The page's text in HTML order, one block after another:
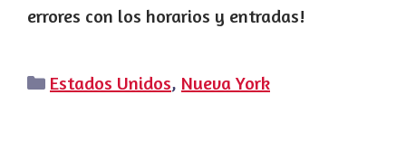
errores con los horarios y entradas!
Categorías
Estados Unidos, Nueva York